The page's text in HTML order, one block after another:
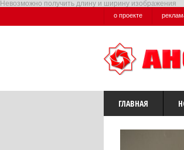
Невозможно получить длину и ширину изображения
о проекте
ГЛАВНАЯ